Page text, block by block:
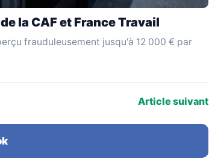
la CAF et France Travail
frauduleusement jusqu'à 12 000 € par
Article suivant